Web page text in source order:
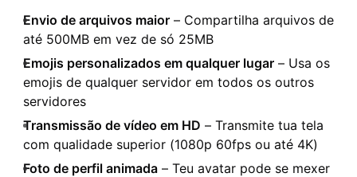
Envio de arquivos maior – Compartilha arquivos de
até 500MB em vez de só 25MB
Emojis personalizados em qualquer lugar – Usa os
emojis de qualquer servidor em todos os outros
servidores
Transmissão de vídeo em HD – Transmite tua tela
com qualidade superior (1080p 60fps ou até 4K)
Foto de perfil animada – Teu avatar pode se mexer